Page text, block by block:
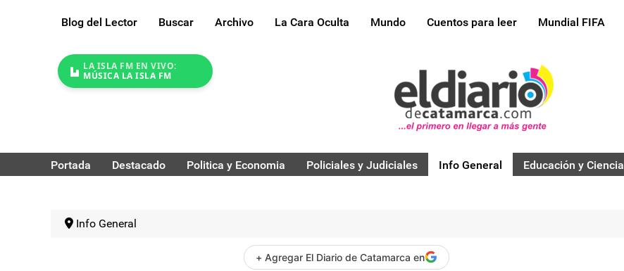
Blog del Lector Buscar Archivo La Cara Oculta Mundo Cuentos para leer Mundial FIFA
LA ISLA FM EN VIVO:
MÚSICA LA ISLA FM
Portada Destacado Politica y Economia Policiales y Judiciales Info General Educación y Ciencia
Info General
+ Agregar El Diario de Catamarca en